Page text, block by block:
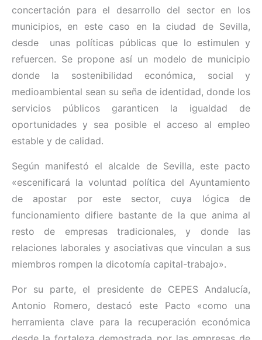
concertación para el desarrollo del sector en los
municipios, en este caso en la ciudad de Sevilla,
desde unas políticas públicas que lo estimulen y
refuercen. Se propone así un modelo de municipio
donde la sostenibilidad económica, social y
medioambiental sean su seña de identidad, donde los
servicios públicos garanticen la igualdad de
oportunidades y sea posible el acceso al empleo
estable y de calidad.
Según manifestó el alcalde de Sevilla, este pacto
«escenificará la voluntad política del Ayuntamiento
de apostar por este sector, cuya lógica de
funcionamiento difiere bastante de la que anima al
resto de empresas tradicionales, y donde las
relaciones laborales y asociativas que vinculan a sus
miembros rompen la dicotomía capital-trabajo».
Por su parte, el presidente de CEPES Andalucía,
Antonio Romero, destacó este Pacto «como una
herramienta clave para la recuperación económica